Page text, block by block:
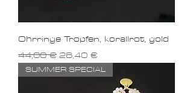
Ohrringe Tropfen, korallrot, gold
Standardpreis
44,00 €Sale-Preis
26,40 €
SUMMER SPECIAL